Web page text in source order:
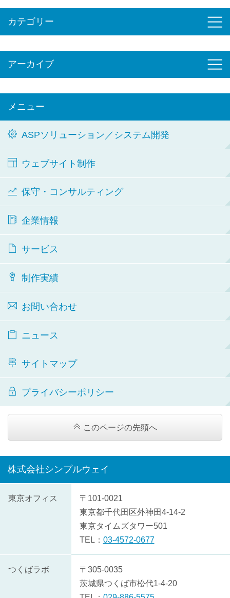
カテゴリー
アーカイブ
メニュー
ASPソリューション／システム開発
ウェブサイト制作
保守・コンサルティング
企業情報
サービス
制作実績
お問い合わせ
ニュース
サイトマップ
プライバシーポリシー
このページの先頭へ
株式会社シンプルウェイ
株
東京オフィス
〒101-0021
東京都千代田区外神田4-14-2
東京タイムズタワー501
TEL： 03-4572-0677
つくばラボ
〒305-0035
茨城県つくば市松代1-4-20